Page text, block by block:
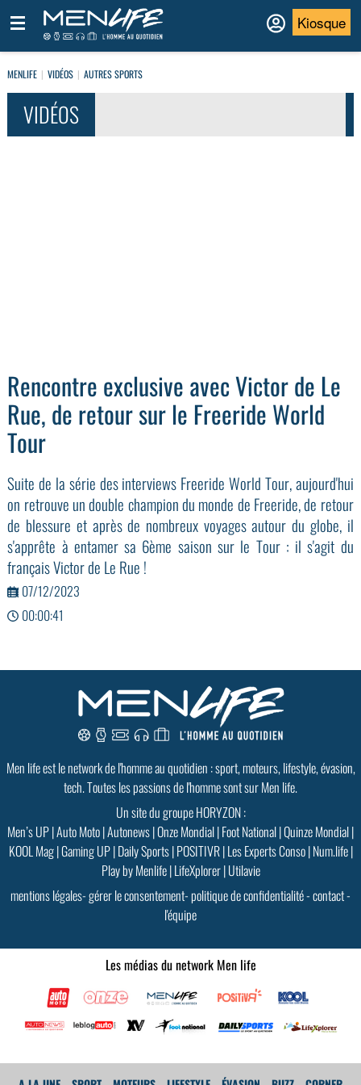
Kiosque
MENLIFE VIDÉOS AUTRES SPORTS
VIDÉOS
Rencontre exclusive avec Victor de Le
Rue, de retour sur le Freeride World
Tour
Suite de la série des interviews Freeride World Tour, aujourd'hui
on retrouve un double champion du monde de Freeride, de retour
de blessure et après de nombreux voyages autour du globe, il
s'apprête à entamer sa 6ème saison sur le Tour : il s'agit du
français Victor de Le Rue !
07/12/2023
00:00:41
Men life est le network de l'homme au quotidien : sport, moteurs, lifestyle, évasion,
tech. Toutes les passions de l'homme sont sur Men life.
Un site du groupe HORYZON :
Men’s UP|Auto Moto|Autonews|Onze Mondial|Foot National|Quinze Mondial|
KOOL Mag|Gaming UP|Daily Sports|POSITIVR|Les Experts Conso|Num.life|
Play by Menlife|LifeXplorer|Utilavie
mentions légales-gérer le consentement-politique de confidentialité-contact-
l'équipe
Les médias du network Men life